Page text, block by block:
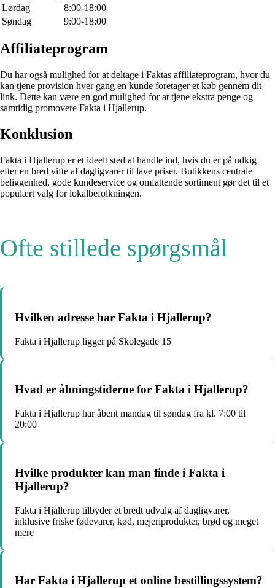
Lørdag
8:00-18:00
Søndag
9:00-18:00
Affiliateprogram
Du har også mulighed for at deltage i Faktas affiliateprogram, hvor du
kan tjene provision hver gang en kunde foretager et køb gennem dit
link. Dette kan være en god mulighed for at tjene ekstra penge og
samtidig promovere Fakta i Hjallerup.
Konklusion
Fakta i Hjallerup er et ideelt sted at handle ind, hvis du er på udkig
efter en bred vifte af dagligvarer til lave priser. Butikkens centrale
beliggenhed, gode kundeservice og omfattende sortiment gør det til et
populært valg for lokalbefolkningen.
Ofte stillede spørgsmål
Hvilken adresse har Fakta i Hjallerup?
Fakta i Hjallerup ligger på Skolegade 15
Hvad er åbningstiderne for Fakta i Hjallerup?
Fakta i Hjallerup har åbent mandag til søndag fra kl. 7:00 til
20:00
Hvilke produkter kan man finde i Fakta i
Hjallerup?
Fakta i Hjallerup tilbyder et bredt udvalg af dagligvarer,
inklusive friske fødevarer, kød, mejeriprodukter, brød og meget
mere
Har Fakta i Hjallerup et online bestillingssystem?